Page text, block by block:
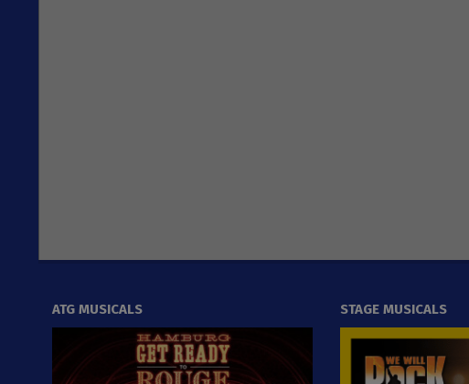
ATG MUSICALS STAGE MUSICALS